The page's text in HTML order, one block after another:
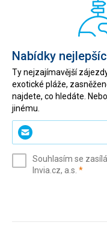
Nabídky
Ty nejzajímavější
exotické pláže,
najdete, co hledáte.
jinému.
Zadejte
svůj
(povinné)
Souhlasím se
Invia.cz, a.s. *